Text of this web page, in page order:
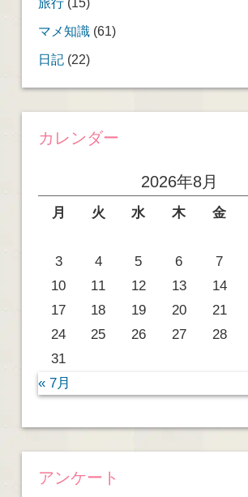
マメ知識(61)
日記(22)
カレンダー
2026年8月
月 火 水 木 金
3
4 5 6 7
10
11 12 13 14
17
18 19 20 21
24
25 26 27 28
31
« 7月
アンケート